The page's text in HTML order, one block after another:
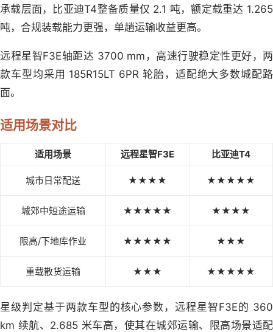
承载层面，比亚迪T4整备质量仅 2.1 吨，额定载重达 1.265
吨，合规装载能力更强，单趟运输收益更高。
远程星智F3E轴距达 3700 mm，高速行驶稳定性更好，两
款车型均采用 185R15LT 6PR 轮胎，适配绝大多数城配路
面。
适用场景对比
适用场景 远程星智F3E 比亚迪T4
城市日常配送 ★★★★ ★★★★★
城郊中短途运输 ★★★★★ ★★★★
限高/下地库作业 ★★★★★ ★★★
重载散货运输 ★★★ ★★★★★
星级判定基于两款车型的核心参数，远程星智F3E的 360
km 续航、2.685 米车高，使其在城郊运输、限高场景适配